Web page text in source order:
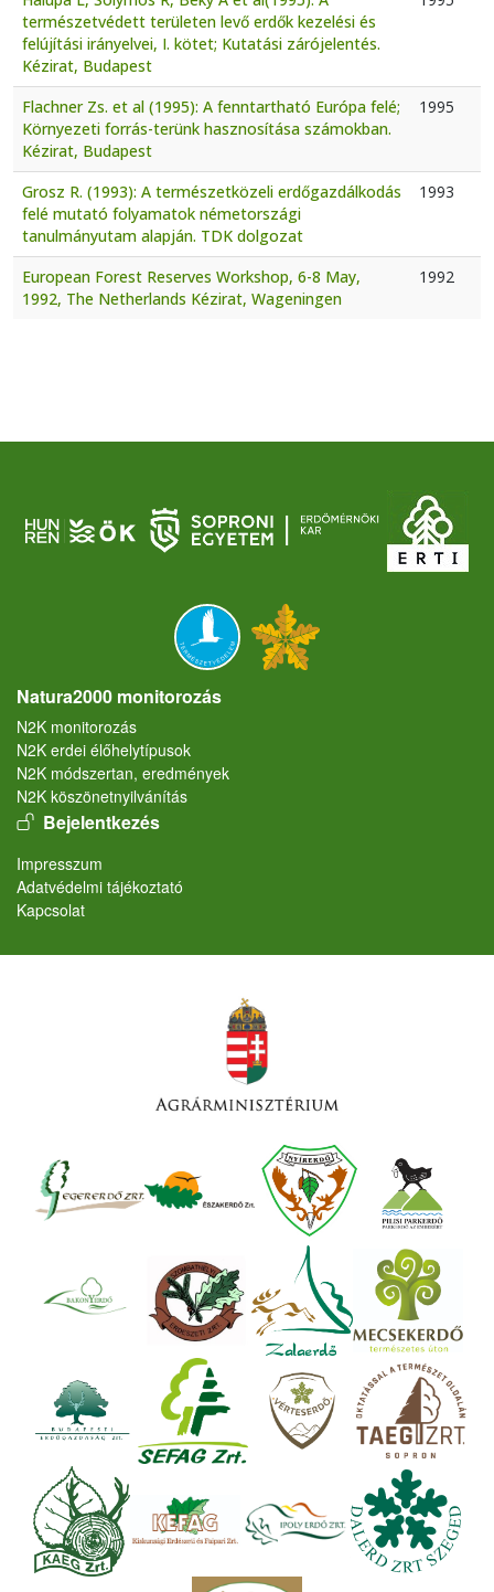
természetvédett területen levő erdők kezelési és
felújítási irányelvei, I. kötet; Kutatási zárójelentés.
Kézirat, Budapest
Flachner Zs. et al (1995): A fenntartható Európa felé;
Környezeti forrás-terünk hasznosítása számokban.
Kézirat, Budapest
1995
Grosz R. (1993): A természetközeli erdőgazdálkodás
felé mutató folyamatok németországi
tanulmányutam alapján. TDK dolgozat
1993
European Forest Reserves Workshop, 6-8 May,
1992, The Netherlands Kézirat, Wageningen
1992
Natura2000 monitorozás
N2K monitorozás
N2K erdei élőhelytípusok
N2K módszertan, eredmények
N2K köszönetnyilvánítás
User account menu
Bejelentkezés
Lábléc
Impresszum
Adatvédelmi tájékoztató
Kapcsolat